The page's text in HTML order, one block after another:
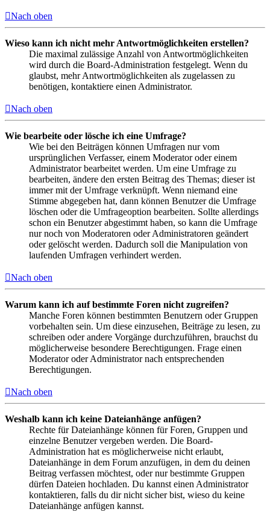
Nach oben
Wieso kann ich nicht mehr Antwortmöglichkeiten erstellen?
Die maximal zulässige Anzahl von Antwortmöglichkeiten
wird durch die Board-Administration festgelegt. Wenn du
glaubst, mehr Antwortmöglichkeiten als zugelassen zu
benötigen, kontaktiere einen Administrator.
Nach oben
Wie bearbeite oder lösche ich eine Umfrage?
Wie bei den Beiträgen können Umfragen nur vom
ursprünglichen Verfasser, einem Moderator oder einem
Administrator bearbeitet werden. Um eine Umfrage zu
bearbeiten, ändere den ersten Beitrag des Themas; dieser ist
immer mit der Umfrage verknüpft. Wenn niemand eine
Stimme abgegeben hat, dann können Benutzer die Umfrage
löschen oder die Umfrageoption bearbeiten. Sollte allerdings
schon ein Benutzer abgestimmt haben, so kann die Umfrage
nur noch von Moderatoren oder Administratoren geändert
oder gelöscht werden. Dadurch soll die Manipulation von
laufenden Umfragen verhindert werden.
Nach oben
Warum kann ich auf bestimmte Foren nicht zugreifen?
Manche Foren können bestimmten Benutzern oder Gruppen
vorbehalten sein. Um diese einzusehen, Beiträge zu lesen, zu
schreiben oder andere Vorgänge durchzuführen, brauchst du
möglicherweise besondere Berechtigungen. Frage einen
Moderator oder Administrator nach entsprechenden
Berechtigungen.
Nach oben
Weshalb kann ich keine Dateianhänge anfügen?
Rechte für Dateianhänge können für Foren, Gruppen und
einzelne Benutzer vergeben werden. Die Board-
Administration hat es möglicherweise nicht erlaubt,
Dateianhänge in dem Forum anzufügen, in dem du deinen
Beitrag verfassen möchtest, oder nur bestimmte Gruppen
dürfen Dateien hochladen. Du kannst einen Administrator
kontaktieren, falls du dir nicht sicher bist, wieso du keine
Dateianhänge anfügen kannst.